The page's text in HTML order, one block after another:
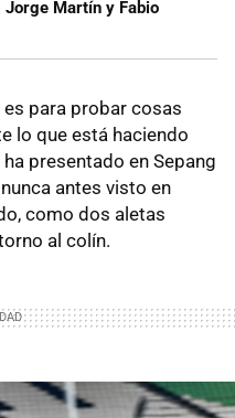
Martín y Fabio
para probar cosas
lo que está haciendo
presentado en Sepang
nunca antes visto en
como dos aletas
al colín.